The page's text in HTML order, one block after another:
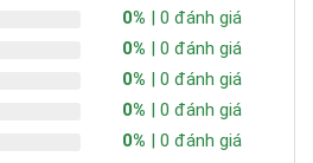
0% | 0 đánh giá
0% | 0 đánh giá
0% | 0 đánh giá
0% | 0 đánh giá
0% | 0 đánh giá